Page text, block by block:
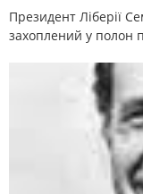
Президент Ліберії
захоплений у полон